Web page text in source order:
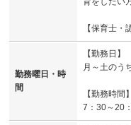
【保育士・
勤務曜日・時
間
【勤務日】
月～土のう
【勤務時間】
7：30～20